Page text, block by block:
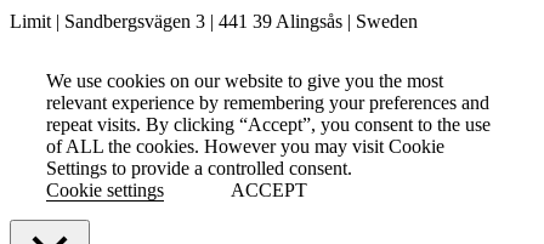
Limit | Sandbergsvägen 3 | 441 39 Alingsås | Sweden
We use cookies on our website to give you the most
relevant experience by remembering your preferences and
repeat visits. By clicking “Accept”, you consent to the use
of ALL the cookies. However you may visit Cookie
Settings to provide a controlled consent.
Cookie settings
ACCEPT